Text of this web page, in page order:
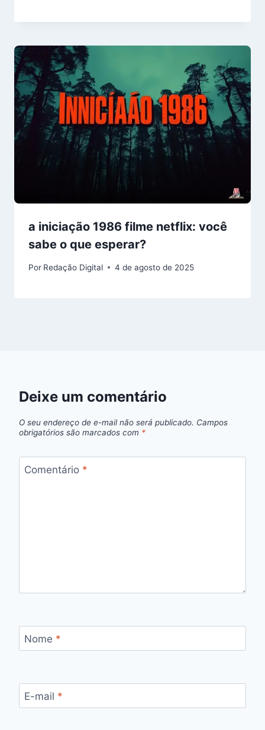
a iniciação 1986 filme netflix: você
sabe o que esperar?
Por Redação Digital 4 de agosto de 2025
Deixe um comentário
O seu endereço de e-mail não será publicado. Campos
obrigatórios são marcados com *
Comentário *
Nome *
E-mail *